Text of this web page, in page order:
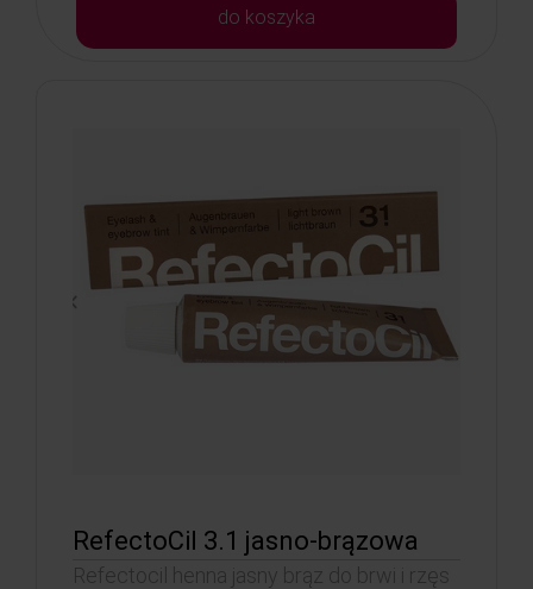
do koszyka
RefectoCil 3.1 jasno-brązowa
Refectocil henna jasny brąz do brwi i rzęs